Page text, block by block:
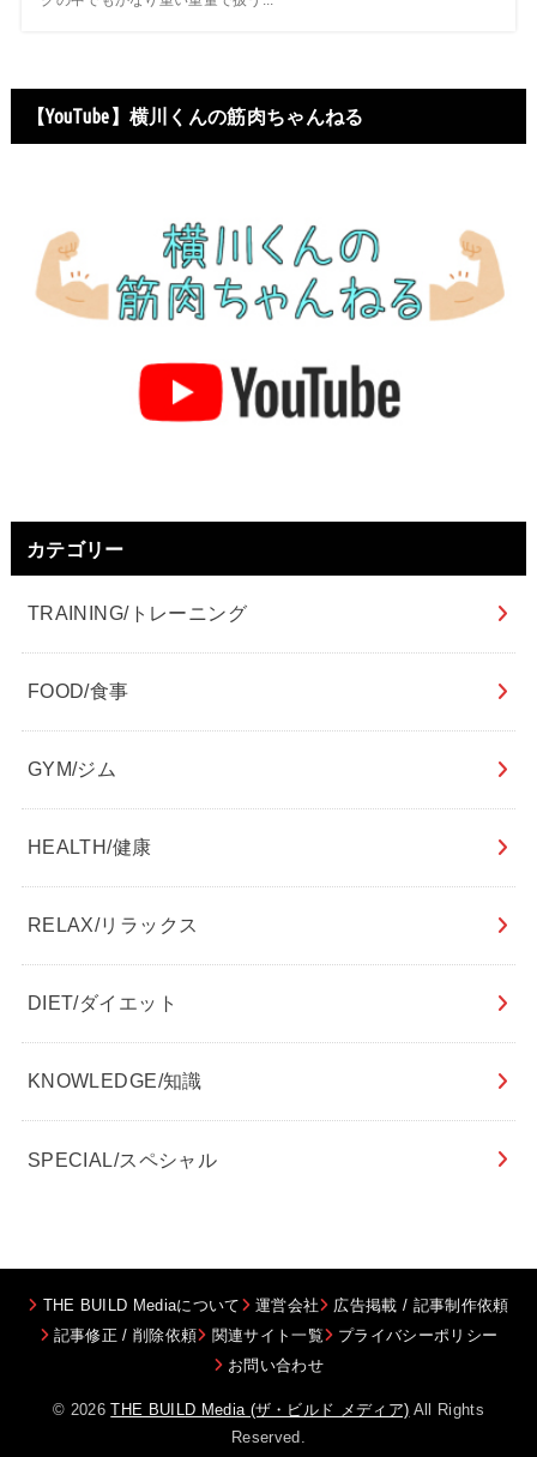
【YouTube】横川くんの筋肉ちゃんねる
カテゴリー
TRAINING/トレーニング
FOOD/食事
GYM/ジム
HEALTH/健康
RELAX/リラックス
DIET/ダイエット
KNOWLEDGE/知識
SPECIAL/スペシャル
THE BUILD Mediaについて 運営会社
広告掲載 / 記事制作依頼
記事修正 / 削除依頼
関連サイト一覧
プライバシーポリシー
お問い合わせ
© 2026THE BUILD Media (ザ・ビルド メディア) All Rights
Reserved.